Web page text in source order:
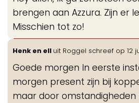
brengen aan Azzura. Zijn er
Misschien tot zo!
Henk en ell uit Roggel schreef op 12
Goede morgen In eerste
morgen present zijn bij
maar door omstandigheden